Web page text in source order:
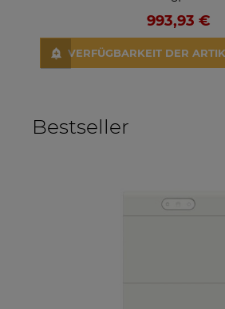
993,93 €
VERFÜGBARKEIT DER
Bestseller